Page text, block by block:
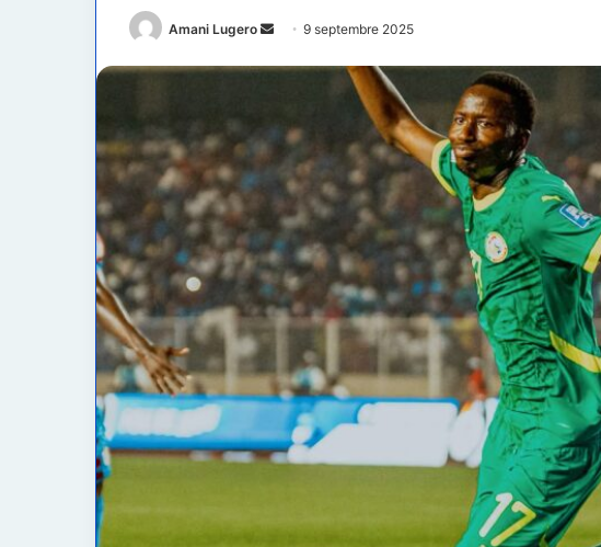
Amani Lugero
Envoyer9 septembre 2025